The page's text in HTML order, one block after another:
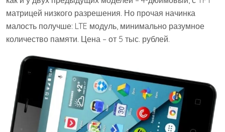
матрицей низкого разрешения. Но прочая начинка
малость получше: LTE модуль, минимально разумное
количество памяти. Цена – от 5 тыс. рублей.